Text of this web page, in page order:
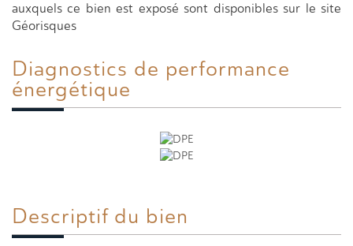
auxquels ce bien est exposé sont disponibles sur le site
Géorisques
Diagnostics de performance
énergétique
Descriptif du bien